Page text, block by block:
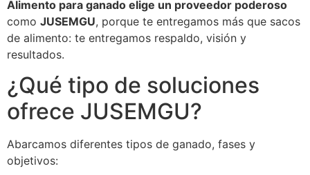
Alimento para ganado elige un proveedor poderoso
como JUSEMGU, porque te entregamos más que sacos
de alimento: te entregamos respaldo, visión y
resultados.
¿Qué tipo de soluciones
ofrece JUSEMGU?
Abarcamos diferentes tipos de ganado, fases y
objetivos: